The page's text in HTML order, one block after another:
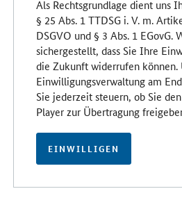
Als Rechtsgrundlage dient uns
§ 25 Abs. 1 TTDSG i. V. m.
DSGVO und § 3 Abs. 1 EGovG.
sichergestellt, dass Sie Ihre
die Zukunft widerrufen können.
Einwilligungsverwaltung am
Sie jederzeit steuern, ob Sie
Player zur Übertragung
EINWILLIGEN